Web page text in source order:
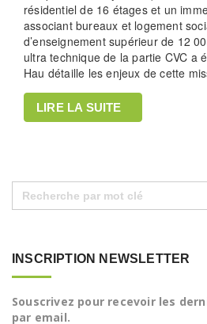
résidentiel de 16 étages et un
associant bureaux et logement
d’enseignement supérieur de 12
ultra technique de la partie CVC a
Hau détaille les enjeux de cette
LIRE LA SUITE
Search
for:
INSCRIPTION NEWSLETTER
Souscrivez pour recevoir les
par email.